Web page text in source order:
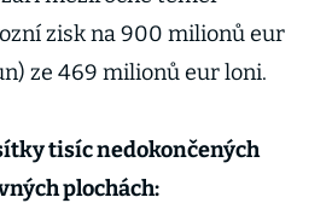
zisk na 900 milionů eur
ze 469 milionů eur loni.
tisíc nedokončených
plochách: